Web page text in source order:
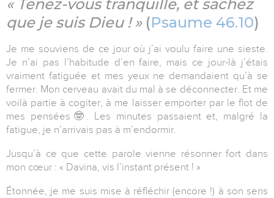
« Tenez-vous tranquille, et sachez
que je suis Dieu ! » (Psaume 46.10)
Je me souviens de ce jour où j’ai voulu faire une sieste.
Je n’ai pas l’habitude d’en faire, mais ce jour-là j’étais
vraiment fatiguée et mes yeux ne demandaient qu’à se
fermer. Mon cerveau avait du mal à se déconnecter. Et me
voilà partie à cogiter, à me laisser emporter par le flot de
mes pensées 🤓 . Les minutes passaient et, malgré la
fatigue, je n’arrivais pas à m’endormir.
Jusqu’à ce que cette parole vienne résonner fort dans
mon cœur : « Davina, vis l’instant présent ! »
Étonnée, je me suis mise à réfléchir (encore !) à son sens